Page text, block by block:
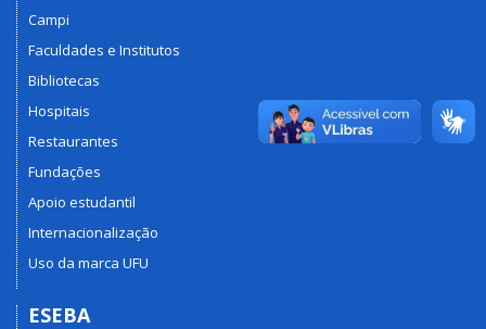
Campi
Faculdades e Institutos
Bibliotecas
Hospitais
Restaurantes
Fundações
Apoio estudantil
Internacionalização
Uso da marca UFU
ESEBA